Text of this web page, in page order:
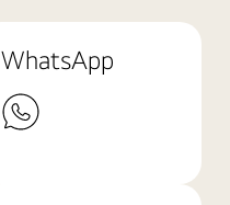
WhatsApp